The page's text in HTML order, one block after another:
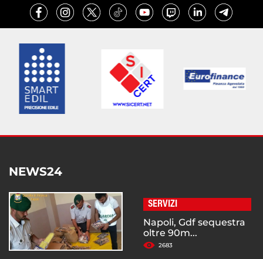
NEWS24
SERVIZI
Napoli, Gdf sequestra
oltre 90m...
2683